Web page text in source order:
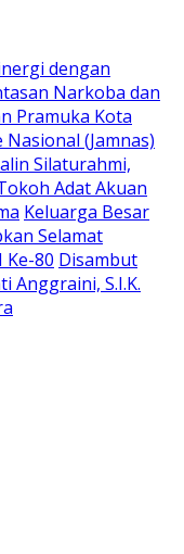
dengan
Narkoba dan
Pramuka Kota
(Jamnas)
Silaturahmi,
Adat Akuan
Keluarga Besar
Selamat
Ke-80 Disambut
Anggraini, S.I.K.